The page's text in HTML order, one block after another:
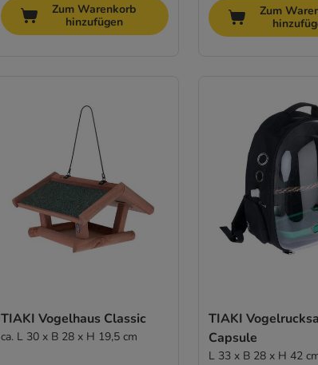
Zum Warenkorb
hinzufügen
Zum
TIAKI Vogelhaus Classic
ca. L 30 x B 28 x H 19,5 cm
TIAKI
Capsule
L 33 x B 28 x H 42